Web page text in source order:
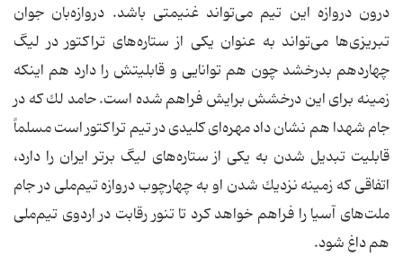
درون دروازه این تیم می‌تواند غنیمتی باشد. دروازه‌بان جوان
تبریزی‌ها می‌تواند به عنوان یكی از ستاره‌های تراكتور در لیگ
چهاردهم بدرخشد چون هم توانایی و قابلیتش را دارد هم اینكه
زمینه برای این درخشش برایش فراهم شده است. حامد لك كه در
جام شهدا هم نشان داد مهره‌ای كلیدی در تیم تراكتور است مسلماً
قابلیت تبدیل شدن به یكی از ستاره‌های لیگ ‌برتر ایران را دارد،
اتفاقی كه زمینه نزدیك شدن او به چهارچوب دروازه تیم‌ملی در جام
ملت‌های آسیا را فراهم خواهد كرد تا تنور رقابت در اردوی تیم‌ملی
هم داغ شود.